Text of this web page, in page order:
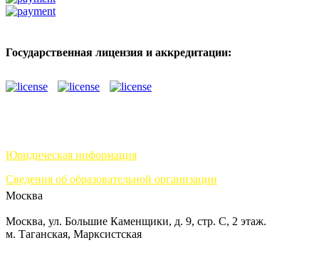
Государственная лицензия и аккредитации:
Юридическая информация
Сведения об образовательной организации
Москва
Москва, ул. Большие Каменщики, д. 9, стр. С, 2 этаж.
м. Таганская, Марксистская